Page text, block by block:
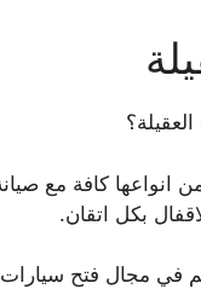
انواعها كافة مع
بكل اتقان.
في مجال فتح سيارات